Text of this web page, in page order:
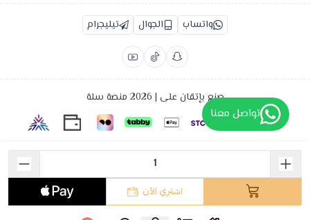
اشتري الآن
واتساب الجوال تيليجرام
صنع بإتقان على | 2026 منصة سلة
تواصل معنا